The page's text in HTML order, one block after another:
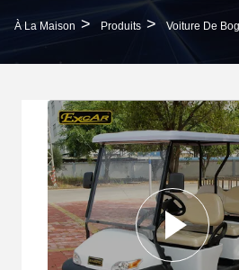
À La Maison > Produits > Voiture De